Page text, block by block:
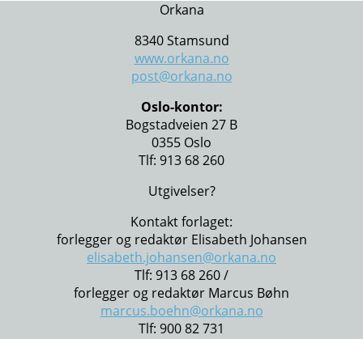
Orkana
8340 Stamsund
www.orkana.no
post@orkana.no
Oslo-kontor:
Bogstadveien 27 B
0355 Oslo
Tlf: 913 68 260
Utgivelser?
Kontakt forlaget:
forlegger og redaktør Elisabeth Johansen
elisabeth.johansen@orkana.no
Tlf: 913 68 260 /
forlegger og redaktør Marcus Bøhn
marcus.boehn@orkana.no
Tlf: 900 82 731